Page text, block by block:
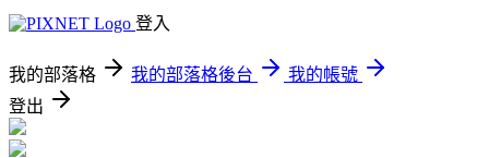
登入
我的部落格 我的部落格後台
我的帳號
登出